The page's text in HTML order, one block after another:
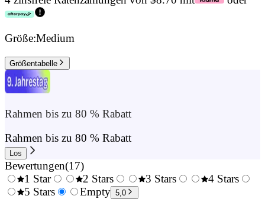
Größe:Medium
Größentabelle
Rahmen bis zu 80 % Rabatt
Rahmen bis zu 80 % Rabatt
Los
Bewertungen(17)
0.5
1 Star
1.5
2 Stars
2.5
3 Stars
4 Stars
5 Stars Empty 5,0